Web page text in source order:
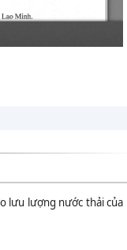
lưu lượng nước thải của